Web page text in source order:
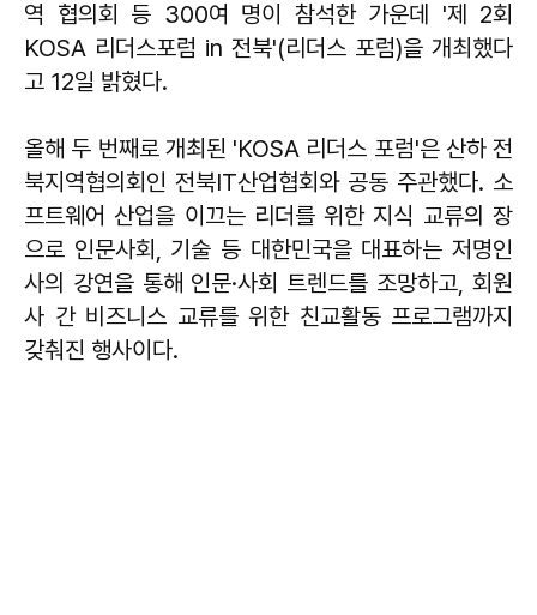
역 협의회 등 300여 명이 참석한 가운데 '제 2회
KOSA 리더스포럼 in 전북'(리더스 포럼)을 개최했다
고 12일 밝혔다.
올해 두 번째로 개최된 'KOSA 리더스 포럼'은 산하 전
북지역협의회인 전북IT산업협회와 공동 주관했다. 소
프트웨어 산업을 이끄는 리더를 위한 지식 교류의 장
으로 인문사회, 기술 등 대한민국을 대표하는 저명인
사의 강연을 통해 인문·사회 트렌드를 조망하고, 회원
사 간 비즈니스 교류를 위한 친교활동 프로그램까지
갖춰진 행사이다.